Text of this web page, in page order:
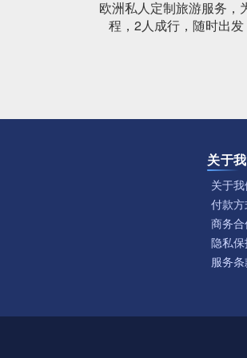
欧洲私人定制旅游服务，
程，2人成行，随时出发
关于
关于我
付款
商务
隐私保
服务条